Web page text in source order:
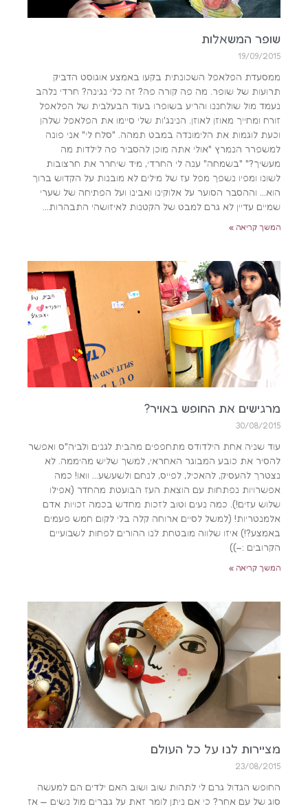
שופר המשאלות
19/09/2015
ממסעדת הפלאפל השכונתית בקעו באמצע אוגוסט הדביק
תרועות של שופר. מה פה קורה פה? זה כלי נגינה? חרדי נלהב
נעמד מול שולחננו והריע בשופרו בעוד הבעלבית של הפלאפל
זורח ומחייך מאוזן לאוזן. הנינג'ות שלי סיימו את הפלאפל שלהן
וכעת לוגמות את הלימונדה במבט תמהה. "סלח לי" אני פונה
למשפרר הנמרץ "אולי אתה מוכן להסביר פה לילדות מה
מעשיך?" "בשמחה" ענה לי החרדי, מיד שיחרר את חרצובות
לשונו ומפיו נשפך מפל עז של מילים לא מובנות על הקדוש ברוך
הוא… וההסבר הסוער על אלוקינו ואבינו ועל הפתיחה של שערי
שמיים עדיין לא גרם למבט של הקטנות לאיזושהי התבהרות…
המשך קריאה »
מרגישים את החופש באויר?
30/08/2015
עוד שניה אחת הילדודס מתחפפים מהבית לגנים ולביה"ס ואפשר
להסיר את כובע המבוגר האחראי, למשך שליש מהיממה. לא
נצטרך להעסיק, להאכיל, לפייס, לנחם ולשעשע… וואו! כמה
אפשרויות נפתחות עם הוצאת העז הבועטת מהחדר (אפילו
שלוש עזים!). כמה נעים וטוב לזכות מחדש בכמה זכויות אדם
אלמנטריות! (למשל לסיים ארוחה קלה בלי לקום חמש פעמים
באמצע?!) איזו שלווה מובטחת לנו ההורים לפחות לשבועיים
הקרובים :–))
המשך קריאה »
מציירות לנו על כל העולם
23/08/2015
החופש הגדול גרם לי לתהות שוב ושוב האם ילדים הם למעשה
סוג של עם אחר? כי אם ניתן לומר זאת על גברים מול נשים — אז